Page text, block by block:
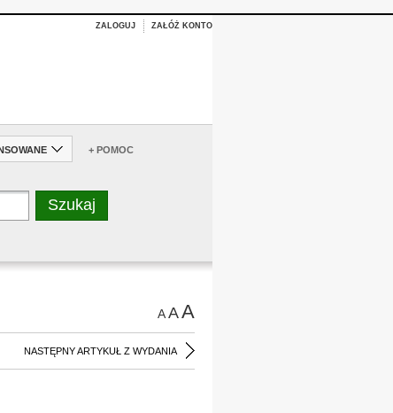
ZALOGUJ ZAŁÓŻ KONTO
+ POMOC
AAA
NASTĘPNY ARTYKUŁ Z WYDANIA